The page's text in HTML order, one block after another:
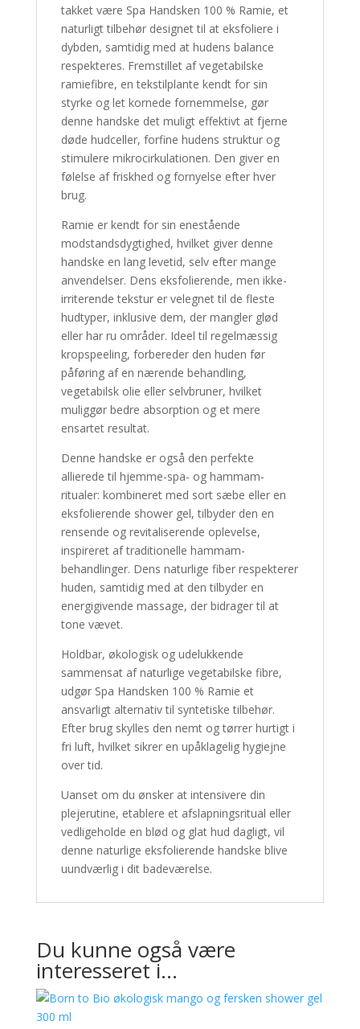
takket være Spa Handsken 100 % Ramie, et
naturligt tilbehør designet til at eksfoliere i
dybden, samtidig med at hudens balance
respekteres. Fremstillet af vegetabilske
ramiefibre, en tekstilplante kendt for sin
styrke og let kornede fornemmelse, gør
denne handske det muligt effektivt at fjerne
døde hudceller, forfine hudens struktur og
stimulere mikrocirkulationen. Den giver en
følelse af friskhed og fornyelse efter hver
brug.
Ramie er kendt for sin enestående
modstandsdygtighed, hvilket giver denne
handske en lang levetid, selv efter mange
anvendelser. Dens eksfolierende, men ikke-
irriterende tekstur er velegnet til de fleste
hudtyper, inklusive dem, der mangler glød
eller har ru områder. Ideel til regelmæssig
kropspeeling, forbereder den huden før
påføring af en nærende behandling,
vegetabilsk olie eller selvbruner, hvilket
muliggør bedre absorption og et mere
ensartet resultat.
Denne handske er også den perfekte
allierede til hjemme-spa- og hammam-
ritualer: kombineret med sort sæbe eller en
eksfolierende shower gel, tilbyder den en
rensende og revitaliserende oplevelse,
inspireret af traditionelle hammam-
behandlinger. Dens naturlige fiber respekterer
huden, samtidig med at den tilbyder en
energigivende massage, der bidrager til at
tone vævet.
Holdbar, økologisk og udelukkende
sammensat af naturlige vegetabilske fibre,
udgør Spa Handsken 100 % Ramie et
ansvarligt alternativ til syntetiske tilbehør.
Efter brug skylles den nemt og tørrer hurtigt i
fri luft, hvilket sikrer en upåklagelig hygiejne
over tid.
Uanset om du ønsker at intensivere din
plejerutine, etablere et afslapningsritual eller
vedligeholde en blød og glat hud dagligt, vil
denne naturlige eksfolierende handske blive
uundværlig i dit badeværelse.
Du kunne også være
interesseret i…